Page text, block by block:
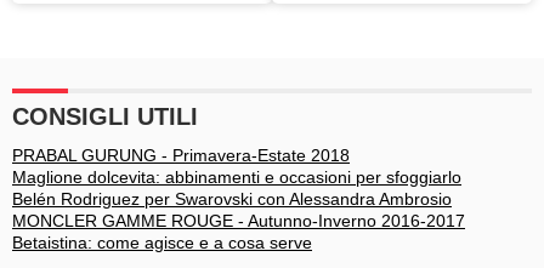
CONSIGLI UTILI
PRABAL GURUNG - Primavera-Estate 2018
Maglione dolcevita: abbinamenti e occasioni per sfoggiarlo
Belén Rodriguez per Swarovski con Alessandra Ambrosio
MONCLER GAMME ROUGE - Autunno-Inverno 2016-2017
Betaistina: come agisce e a cosa serve